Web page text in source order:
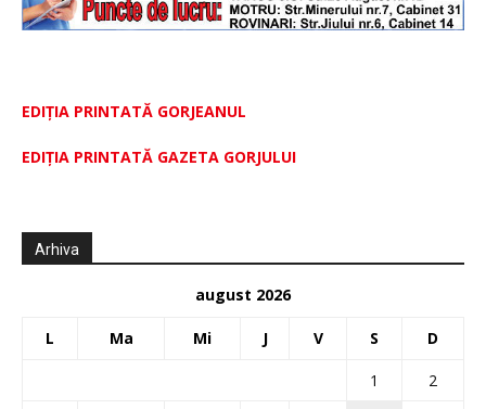
EDIȚIA PRINTATĂ GORJEANUL
EDIŢIA PRINTATĂ GAZETA GORJULUI
Arhiva
august 2026
L Ma Mi J V S D
1 2